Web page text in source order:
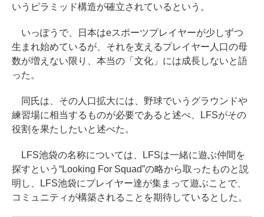
いうピラミッド構造が確立されているという。
いっぽうで、日本はeスポーツプレイヤーが少しずつ
生まれ始めているが、それを支えるプレイヤー人口の母
数が増えない限り、本当の「文化」には成長しないと語
った。
同氏は、その人口拡大には、野球でいうグラウンドや
練習場に相当するものが必要であると述べ、LFSがその
役割を果たしたいと述べた。
LFS池袋の名称については、LFSは一緒に遊ぶ仲間を
探すという“Looking For Squad”の略から取ったものと説
明し、LFS池袋にプレイヤー達が集まって遊ぶことで、
コミュニティが構築されることを期待しているとした。